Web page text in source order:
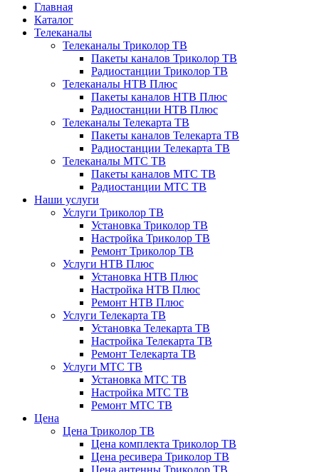
Главная
Каталог
Телеканалы
Телеканалы Триколор ТВ
Пакеты каналов Триколор ТВ
Радиостанции Триколор ТВ
Телеканалы НТВ Плюс
Пакеты каналов НТВ Плюс
Радиостанции НТВ Плюс
Телеканалы Телекарта ТВ
Пакеты каналов Телекарта ТВ
Радиостанции Телекарта ТВ
Телеканалы МТС ТВ
Пакеты каналов МТС ТВ
Радиостанции МТС ТВ
Наши услуги
Услуги Триколор ТВ
Установка Триколор ТВ
Настройка Триколор ТВ
Ремонт Триколор ТВ
Услуги НТВ Плюс
Установка НТВ Плюс
Настройка НТВ Плюс
Ремонт НТВ Плюс
Услуги Телекарта ТВ
Установка Телекарта ТВ
Настройка Телекарта ТВ
Ремонт Телекарта ТВ
Услуги МТС ТВ
Установка МТС ТВ
Настройка МТС ТВ
Ремонт МТС ТВ
Цена
Цена Триколор ТВ
Цена комплекта Триколор ТВ
Цена ресивера Триколор ТВ
Цена антенны Триколор ТВ